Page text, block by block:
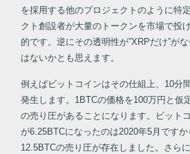
を採用する他のプロジェクトのように特
クト創設者が大量のトークンを市場で投
的です。逆にその透明性が”XRPだけ”が
はないかとも思えます。
例えばビットコインはその仕組上、10分
発生します。1BTCの価格を100万円と仮
の売り圧があることになります。ビット
が6.25BTCになったのは2020年5月です
12.5BTCの売り圧が存在しました。さら